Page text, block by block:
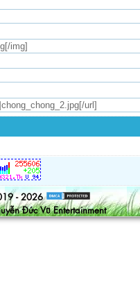
- 2026
Đức Vũ Entertainment